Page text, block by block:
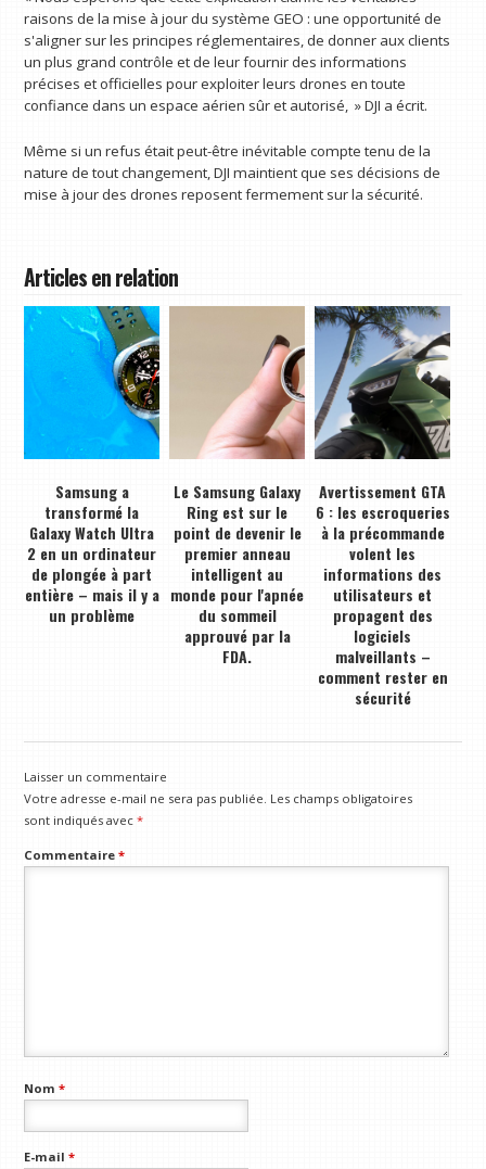
raisons de la mise à jour du système GEO : une opportunité de
s'aligner sur les principes réglementaires, de donner aux clients
un plus grand contrôle et de leur fournir des informations
précises et officielles pour exploiter leurs drones en toute
confiance dans un espace aérien sûr et autorisé, » DJI a écrit.
Même si un refus était peut-être inévitable compte tenu de la
nature de tout changement, DJI maintient que ses décisions de
mise à jour des drones reposent fermement sur la sécurité.
Articles en relation
Samsung a
transformé la
Galaxy Watch Ultra
2 en un ordinateur
de plongée à part
entière – mais il y a
un problème
Le Samsung Galaxy
Ring est sur le
point de devenir le
premier anneau
intelligent au
monde pour l'apnée
du sommeil
approuvé par la
FDA.
Avertissement GTA
6 : les escroqueries
à la précommande
volent les
informations des
utilisateurs et
propagent des
logiciels
malveillants –
comment rester en
sécurité
Laisser un commentaire
Votre adresse e-mail ne sera pas publiée. Les champs obligatoires
sont indiqués avec*
Commentaire*
Nom*
E-mail*